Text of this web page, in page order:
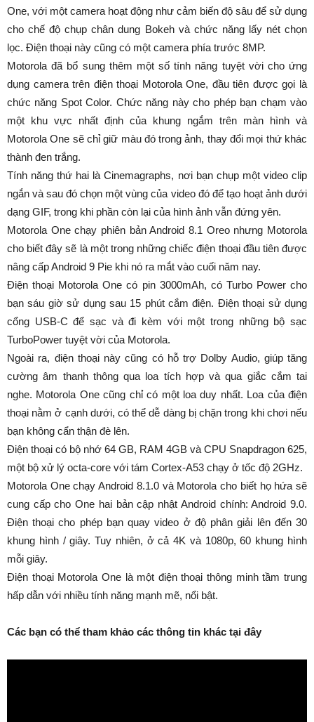
One, với một camera hoạt động như cảm biến độ sâu để sử dụng
cho chế độ chụp chân dung Bokeh và chức năng lấy nét chọn
lọc. Điện thoại này cũng có một camera phía trước 8MP.
Motorola đã bổ sung thêm một số tính năng tuyệt vời cho ứng
dụng camera trên điện thoại Motorola One, đầu tiên được gọi là
chức năng Spot Color. Chức năng này cho phép bạn chạm vào
một khu vực nhất định của khung ngắm trên màn hình và
Motorola One sẽ chỉ giữ màu đó trong ảnh, thay đổi mọi thứ khác
thành đen trắng.
Tính năng thứ hai là Cinemagraphs, nơi bạn chụp một video clip
ngắn và sau đó chọn một vùng của video đó để tạo hoạt ảnh dưới
dạng GIF, trong khi phần còn lại của hình ảnh vẫn đứng yên.
Motorola One chạy phiên bản Android 8.1 Oreo nhưng Motorola
cho biết đây sẽ là một trong những chiếc điện thoại đầu tiên được
nâng cấp Android 9 Pie khi nó ra mắt vào cuối năm nay.
Điện thoại Motorola One có pin 3000mAh, có Turbo Power cho
bạn sáu giờ sử dụng sau 15 phút cắm điện. Điện thoại sử dụng
cổng USB-C để sạc và đi kèm với một trong những bộ sạc
TurboPower tuyệt vời của Motorola.
Ngoài ra, điện thoại này cũng có hỗ trợ Dolby Audio, giúp tăng
cường âm thanh thông qua loa tích hợp và qua giắc cắm tai
nghe. Motorola One cũng chỉ có một loa duy nhất. Loa của điện
thoại nằm ở cạnh dưới, có thể dễ dàng bị chặn trong khi chơi nếu
bạn không cẩn thận đè lên.
Điện thoại có bộ nhớ 64 GB, RAM 4GB và CPU Snapdragon 625,
một bộ xử lý octa-core với tám Cortex-A53 chạy ở tốc độ 2GHz.
Motorola One chạy Android 8.1.0 và Motorola cho biết họ hứa sẽ
cung cấp cho One hai bản cập nhật Android chính: Android 9.0.
Điện thoại cho phép bạn quay video ở độ phân giải lên đến 30
khung hình / giây. Tuy nhiên, ở cả 4K và 1080p, 60 khung hình
mỗi giây.
Điện thoại Motorola One là một điện thoại thông minh tầm trung
hấp dẫn với nhiều tính năng mạnh mẽ, nổi bật.
Các bạn có thể tham khảo các thông tin khác tại đây